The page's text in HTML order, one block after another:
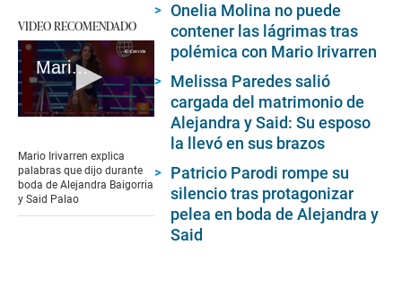
VIDEO RECOMENDADO
Mario Irivarren ofrece disculpas públicas a Onelia Molina
of
3
minutes,
17
seconds
Mario Irivarren explica
palabras que dijo durante
boda de Alejandra Baigorria
y Said Palao
Onelia Molina no puede
contener las lágrimas tras
polémica con Mario Irivarren
Melissa Paredes salió
cargada del matrimonio de
Alejandra y Said: Su esposo
la llevó en sus brazos
Patricio Parodi rompe su
silencio tras protagonizar
pelea en boda de Alejandra y
Said